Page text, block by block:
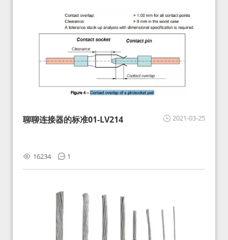
2021-03-25
聊聊连接器的标准01-LV214
16234 1